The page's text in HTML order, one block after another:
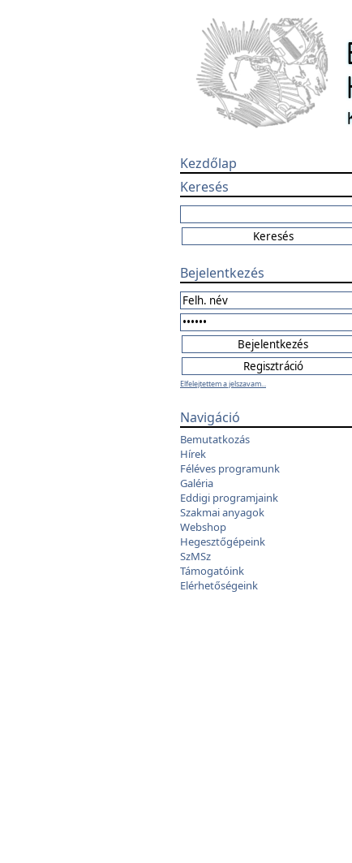
Kezdőlap
Keresés
Bejelentkezés
Elfelejtettem a jelszavam...
Navigáció
Bemutatkozás
Hírek
Féléves programunk
Galéria
Eddigi programjaink
Szakmai anyagok
Webshop
Hegesztőgépeink
SzMSz
Támogatóink
Elérhetőségeink